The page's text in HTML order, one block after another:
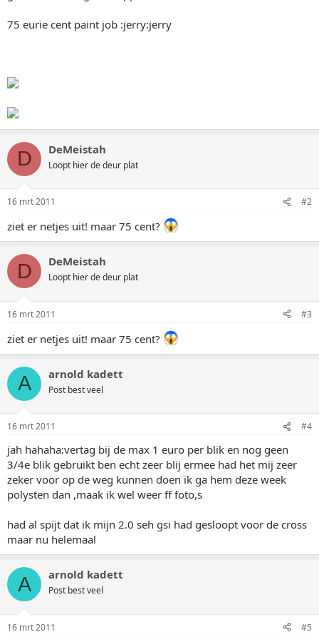
75 eurie cent paint job :jerry:jerry
D DeMeistah
Loopt hier de deur plat
16 mrt 2011 #2
ziet er netjes uit! maar 75 cent?
D DeMeistah
Loopt hier de deur plat
16 mrt 2011 #3
ziet er netjes uit! maar 75 cent?
A arnold kadett
Post best veel
16 mrt 2011 #4
jah hahaha:vertag bij de max 1 euro per blik en nog geen
3/4e blik gebruikt ben echt zeer blij ermee had het mij zeer
zeker voor op de weg kunnen doen ik ga hem deze week
polysten dan ,maak ik wel weer ff foto,s
had al spijt dat ik mijn 2.0 seh gsi had gesloopt voor de cross
maar nu helemaal
A arnold kadett
Post best veel
16 mrt 2011 #5